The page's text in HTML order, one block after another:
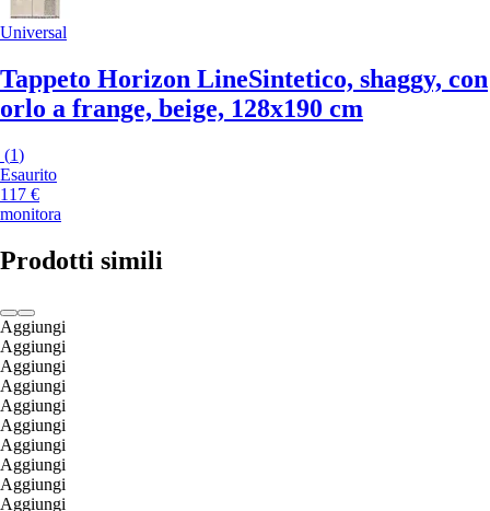
Universal
Tappeto Horizon LineSintetico, shaggy, con
orlo a frange, beige, 128x190 cm
(1)
Esaurito
117 €
monitora
Prodotti simili
Aggiungi
Aggiungi
Aggiungi
Aggiungi
Aggiungi
Aggiungi
Aggiungi
Aggiungi
Aggiungi
Aggiungi